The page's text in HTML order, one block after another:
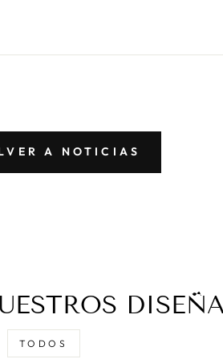
A NOTICIAS
TODOS